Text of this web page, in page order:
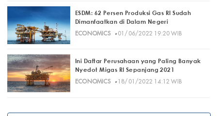
ESDM: 62 Persen Produksi Gas RI Sudah
Dimanfaatkan di Dalam Negeri
ECONOMICS· 01/06/2022 19:20 WIB
Ini Daftar Perusahaan yang Paling Banyak
Nyedot Migas RI Sepanjang 2021
ECONOMICS· 18/01/2022 14:12 WIB